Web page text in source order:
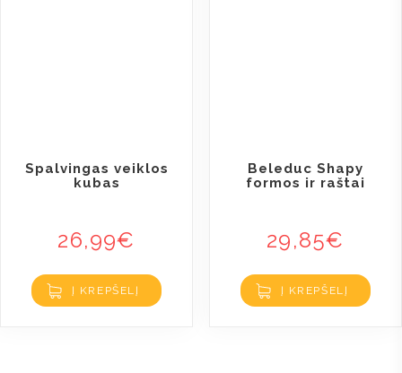
Spalvingas veiklos
kubas
26,99€
Į KREPŠELĮ
Beleduc Shapy
formos ir raštai
29,85€
Į KREPŠELĮ